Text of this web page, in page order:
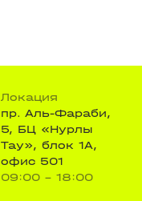
Локация
пр. Аль-Фараби,
5, БЦ «Нурлы
Тау», блок 1А,
офис 501
09:00 - 18:00